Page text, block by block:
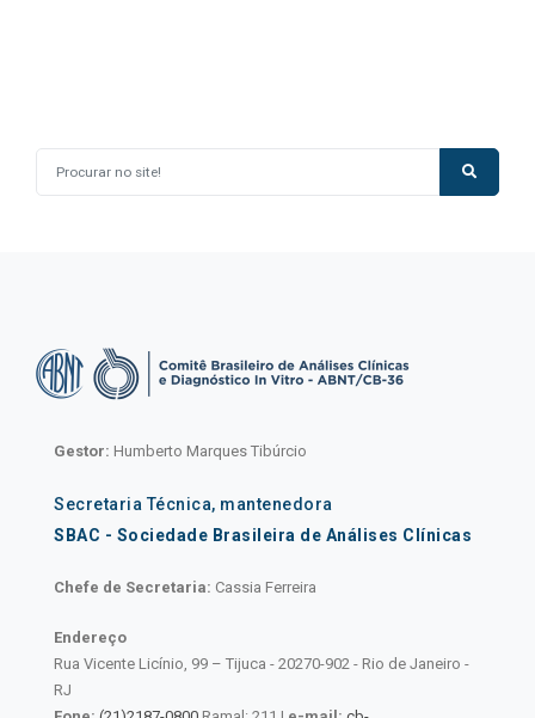
Gestor: Humberto Marques Tibúrcio
Secretaria Técnica, mantenedora
SBAC - Sociedade Brasileira de Análises Clínicas
Chefe de Secretaria: Cassia Ferreira
Endereço
Rua Vicente Licínio, 99 – Tijuca - 20270-902 - Rio de Janeiro -
RJ